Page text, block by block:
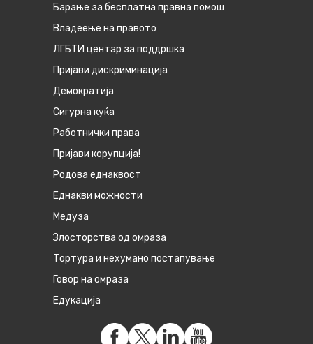
Барање за бесплатна правна помош
Владеење на правото
ЛГБТИ центар за поддршка
Пријави дискриминација
Демократија
Сигурна куќа
Работнички права
Пријави корупција!
Родова еднаквост
Eднакви можности
Медуза
Злосторства од омраза
Тортура и нехумано постапување
Говор на омраза
Едукација